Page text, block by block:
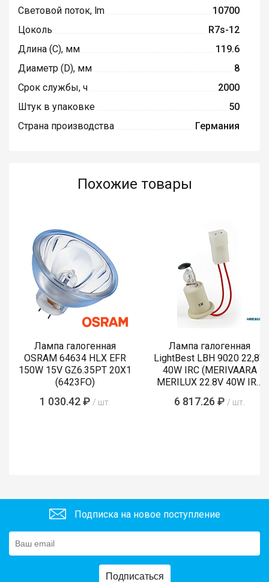
Световой поток, lm
10700
Цоколь
R7s-12
Длина (C), мм
119.6
Диаметр (D), мм
8
Срок службы, ч
2000
Штук в упаковке
50
Страна производства
Германия
Похожие товары
Лампа галогенная
OSRAM 64634 HLX EFR
150W 15V GZ6.35PT 20X1
(6423FO)
1 030.42 ₽ / шт.
Лампа галогенная
LightBest LBH 9020 22,8V
40W IRC (MERIVAARA
MERILUX 22.8V 40W IRC
6 817.26 ₽ / шт.
Подписка на новое поступление
Подписаться